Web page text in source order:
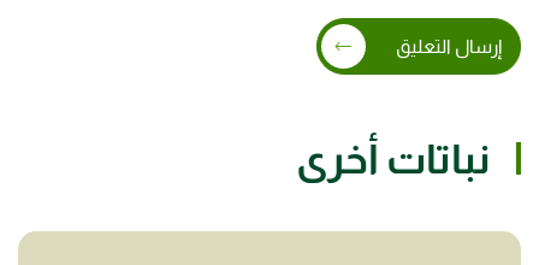
إرسال التعليق
نباتات أخرى